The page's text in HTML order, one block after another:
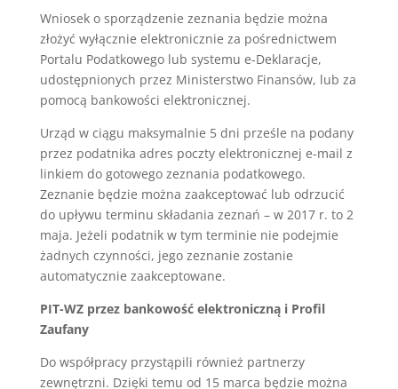
Wniosek o sporządzenie zeznania będzie można
złożyć wyłącznie elektronicznie za pośrednictwem
Portalu Podatkowego lub systemu e-Deklaracje,
udostępnionych przez Ministerstwo Finansów, lub za
pomocą bankowości elektronicznej.
Urząd w ciągu maksymalnie 5 dni prześle na podany
przez podatnika adres poczty elektronicznej e-mail z
linkiem do gotowego zeznania podatkowego.
Zeznanie będzie można zaakceptować lub odrzucić
do upływu terminu składania zeznań – w 2017 r. to 2
maja. Jeżeli podatnik w tym terminie nie podejmie
żadnych czynności, jego zeznanie zostanie
automatycznie zaakceptowane.
PIT-WZ przez bankowość elektroniczną i Profil
Zaufany
Do współpracy przystąpili również partnerzy
zewnętrzni. Dzięki temu od 15 marca będzie można